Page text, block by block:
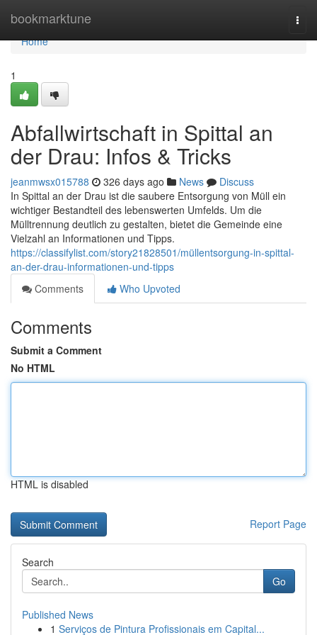
bookmarktune
Home
Home
1
Abfallwirtschaft in Spittal an
der Drau: Infos & Tricks
jeanmwsx015788 326 days ago News
Discuss
In Spittal an der Drau ist die saubere Entsorgung von Müll ein
wichtiger Bestandteil des lebenswerten Umfelds. Um die
Mülltrennung deutlich zu gestalten, bietet die Gemeinde eine
Vielzahl an Informationen und Tipps.
https://classifylist.com/story21828501/müllentsorgung-in-spittal-
an-der-drau-informationen-und-tipps
Comments
Who Upvoted
Comments
Submit a Comment
No HTML
HTML is disabled
Report Page
Search
Go
Published News
1 Serviços de Pintura Profissionais em Capital...